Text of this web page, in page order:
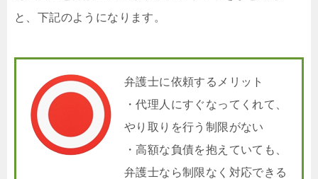
と、下記のようになります。
弁護士に依頼するメリット
・代理人にすぐなってくれて、
やり取りを行う制限がない
・高額な負債を抱えていても、
弁護士なら制限なく対応できる